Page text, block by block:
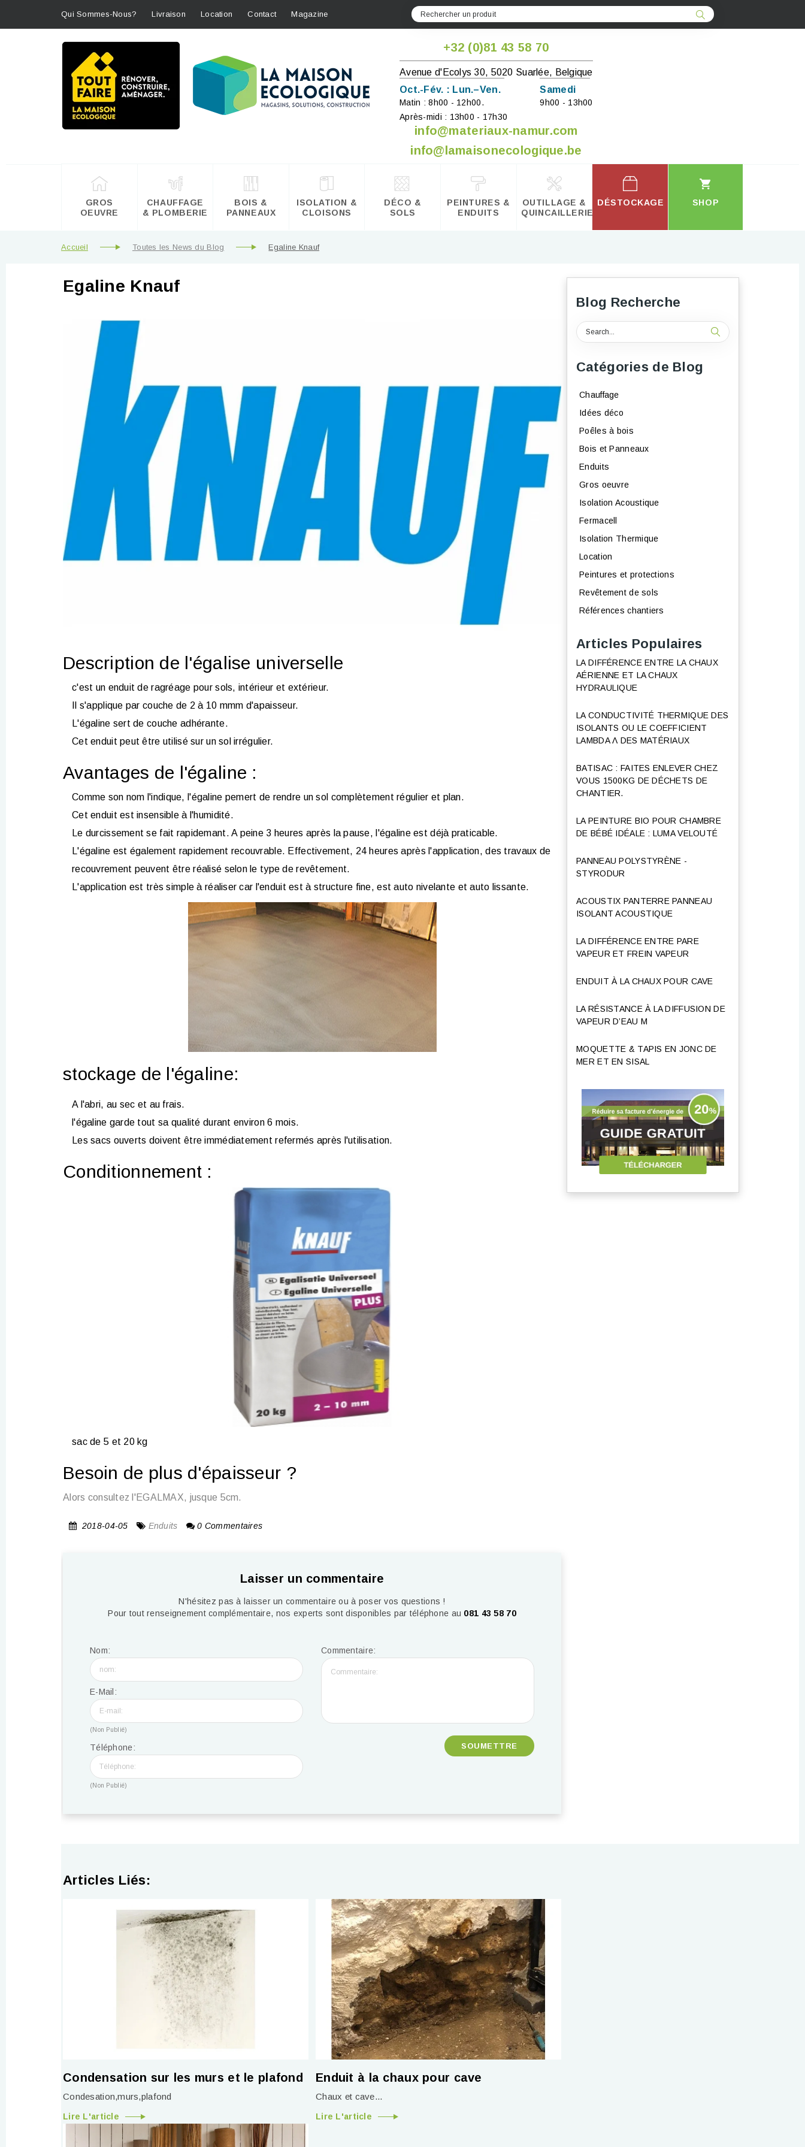
Qui Sommes-Nous? Livraison Location Contact Magazine
+32 (0)81 43 58 70
Avenue d'Ecolys 30, 5020 Suarlée, Belgique
Oct.-Fév. : Lun.–Ven.
Matin : 8h00 - 12h00.
Après-midi : 13h00 - 17h30
Samedi
9h00 - 13h00
info@materiaux-namur.com
info@lamaisonecologique.be
GROS
OEUVRE
CHAUFFAGE
& PLOMBERIE
BOIS &
PANNEAUX
ISOLATION &
CLOISONS
DÉCO &
SOLS
PEINTURES &
ENDUITS
OUTILLAGE &
QUINCAILLERIE
DÉSTOCKAGE SHOP
Accueil Toutes les News du Blog Egaline Knauf
Egaline Knauf
Description de l'égalise universelle
c'est un enduit de ragréage pour sols, intérieur et extérieur.
Il s'applique par couche de 2 à 10 mmm d'apaisseur.
L'égaline sert de couche adhérante.
Cet enduit peut être utilisé sur un sol irrégulier.
Avantages de l'égaline :
Comme son nom l'indique, l'égaline pemert de rendre un sol complètement régulier et plan.
Cet enduit est insensible à l'humidité.
Le durcissement se fait rapidemant. A peine 3 heures après la pause, l'égaline est déjà praticable.
L'égaline est également rapidement recouvrable. Effectivement, 24 heures après l'application, des travaux de
recouvrement peuvent être réalisé selon le type de revêtement.
L'application est très simple à réaliser car l'enduit est à structure fine, est auto nivelante et auto lissante.
stockage de l'égaline:
A l'abri, au sec et au frais.
l'égaline garde tout sa qualité durant environ 6 mois.
Les sacs ouverts doivent être immédiatement refermés après l'utilisation.
Conditionnement :
sac de 5 et 20 kg
Besoin de plus d'épaisseur ?
Alors consultez l'EGALMAX, jusque 5cm.
2018-04-05 Enduits 0 Commentaires
Laisser un commentaire
N'hésitez pas à laisser un commentaire ou à poser vos questions !
Pour tout renseignement complémentaire, nos experts sont disponibles par téléphone au 081 43 58 70
Nom:
E-Mail:
(Non Publié)
Téléphone:
(Non Publié)
Commentaire:
Articles Liés:
Condensation sur les murs et le plafond
Condesation,murs,plafond
Lire L'article
Enduit à la chaux pour cave
Chaux et cave...
Lire L'article
Blog Recherche
Catégories de Blog
Chauffage
Idées déco
Poêles à bois
Bois et Panneaux
Enduits
Gros oeuvre
Isolation Acoustique
Fermacell
Isolation Thermique
Location
Peintures et protections
Revêtement de sols
Références chantiers
Articles Populaires
LA DIFFÉRENCE ENTRE LA CHAUX
AÉRIENNE ET LA CHAUX
HYDRAULIQUE
LA CONDUCTIVITÉ THERMIQUE DES
ISOLANTS OU LE COEFFICIENT
LAMBDA Λ DES MATÉRIAUX
BATISAC : FAITES ENLEVER CHEZ
VOUS 1500KG DE DÉCHETS DE
CHANTIER.
LA PEINTURE BIO POUR CHAMBRE
DE BÉBÉ IDÉALE : LUMA VELOUTÉ
PANNEAU POLYSTYRÈNE -
STYRODUR
ACOUSTIX PANTERRE PANNEAU
ISOLANT ACOUSTIQUE
LA DIFFÉRENCE ENTRE PARE
VAPEUR ET FREIN VAPEUR
ENDUIT À LA CHAUX POUR CAVE
LA RÉSISTANCE À LA DIFFUSION DE
VAPEUR D’EAU Μ
MOQUETTE & TAPIS EN JONC DE
MER ET EN SISAL